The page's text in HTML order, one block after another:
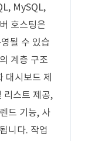
MySQL,
호스팅은
될 수 있습
계층 구조
대시보드 제
리스트 제공,
드 기능, 사
니다. 작업